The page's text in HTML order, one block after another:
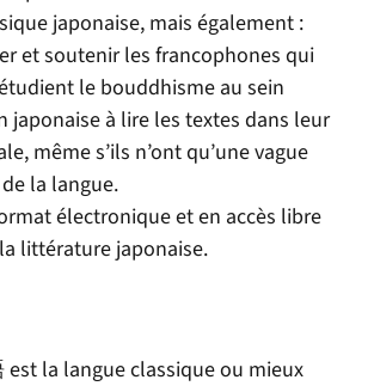
japonaise, mais également :
et soutenir les francophones qui
le bouddhisme au sein
japonaise à lire les textes dans leur
même s’ils n’ont qu’une vague
la langue.
électronique et en accès libre
littérature japonaise.
est la langue classique ou mieux